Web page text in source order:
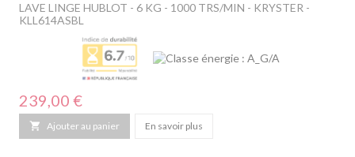
LAVE LINGE HUBLOT - 6 KG - 1000 TRS/MIN - KRYSTER -
KLL614ASBL
Prix
239,00 €
 Ajouter au panier En savoir plus